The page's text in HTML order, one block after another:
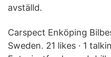
avställd.
Carspect Enköping
Sweden. 21 likes · 1